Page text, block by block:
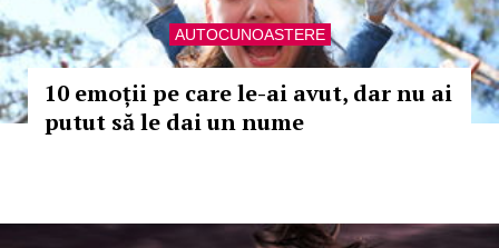
AUTOCUNOASTERE
10 emoții pe care le-ai avut, dar nu ai
putut să le dai un nume